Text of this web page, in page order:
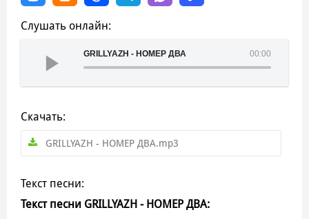
Слушать онлайн:
00:00
GRILLYAZH - НОМЕР ДВА
Скачать:
GRILLYAZH - НОМЕР ДВА.mp3
Текст песни:
Текст песни GRILLYAZH - НОМЕР ДВА: